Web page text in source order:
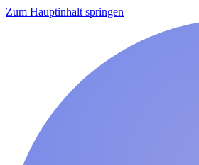
Zum Hauptinhalt springen